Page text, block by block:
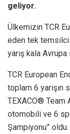
geliyor.
Ülkemizin TCR
eden tek
yarış kala
TCR European
toplam 6 yarışın
TEXACO® Team
otomobili ve 6
Şampiyonu”